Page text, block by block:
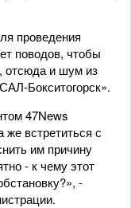
проведения
поводов, чтобы
отсюда и шум из
Бокситогорск».
47News
же встретиться с
им причину
- к чему этот
-